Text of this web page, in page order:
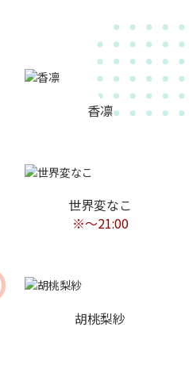
香凛
世界変なこ
※〜21:00
胡桃梨紗